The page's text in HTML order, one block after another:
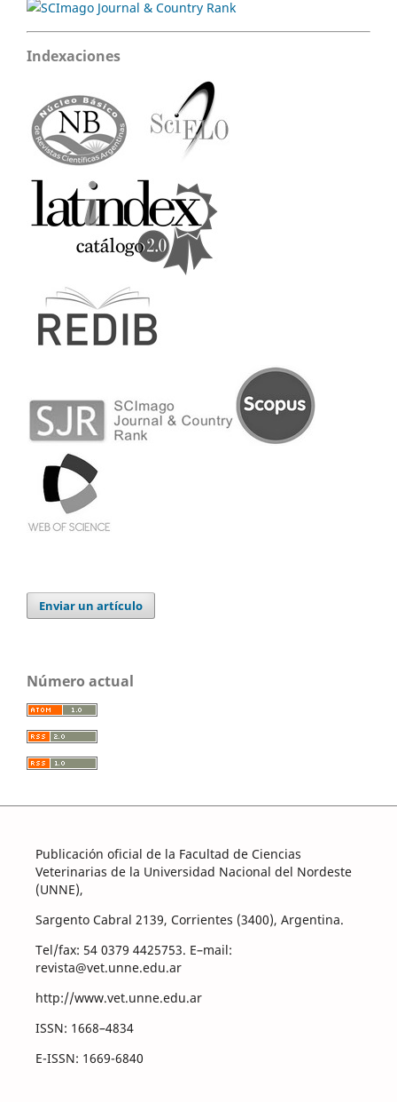
Indexaciones
Enviar un artículo
Número actual
Publicación oficial de la Facultad de Ciencias
Veterinarias de la Universidad Nacional del Nordeste
(UNNE),
Sargento Cabral 2139, Corrientes (3400), Argentina.
Tel/fax: 54 0379 4425753. E–mail:
revista@vet.unne.edu.ar
http://www.vet.unne.edu.ar
ISSN: 1668–4834
E-ISSN: 1669-6840